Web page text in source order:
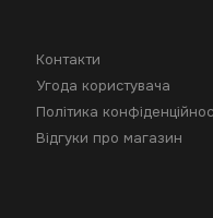
Контакти
Угода користувача
Політика
Відгуки про магазин